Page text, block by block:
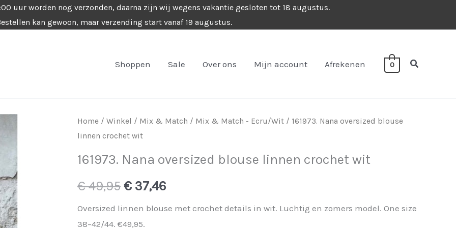
uur worden nog verzonden, daarna zijn wij wegens vakantie gesloten tot 18 augustus.
kan gewoon, maar verzending start vanaf 19 augustus.
Shoppen Sale Over ons Mijn account Afrekenen 0 Zoeken
Home / Winkel / Mix & Match / Mix & Match - Ecru/Wit / 161973. Nana oversized blouse
linnen crochet wit
161973. Nana oversized blouse linnen crochet wit
€49,95 Oorspronkelijke
prijs
€ 37,46Huidige
prijs
Oversized linnen blouse met crochet details in wit. Luchtig en zomers model. One size
38–42/44. €49,95.